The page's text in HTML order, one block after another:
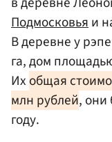
Подмосковьяи
В деревне у
га, дом
Их общая
млн рублей, они
году.